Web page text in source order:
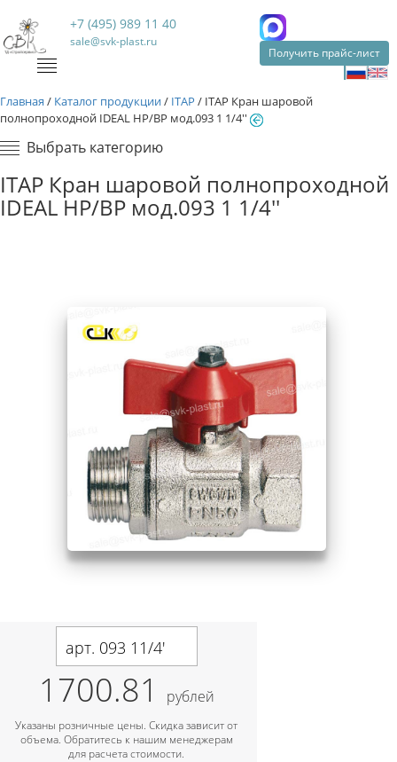
+7 (495) 989 11 40
sale@svk-plast.ru
Получить прайс-лист
Главная / Каталог продукции/ ITAP / ITAP Кран шаровой
полнопроходной IDEAL НР/ВР мод.093 1 1/4''
Выбрать категорию
ITAP Кран шаровой полнопроходной
IDEAL НР/ВР мод.093 1 1/4''
арт. 093 11/4'
1700.81 рублей
Указаны розничные цены. Скидка зависит от
объема. Обратитесь к нашим менеджерам
для расчета стоимости.